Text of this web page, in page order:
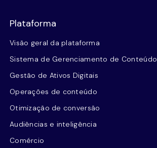
Plataforma
Visão geral da plataforma
Sistema de Gerenciamento de Conteúdo
Gestão de Ativos Digitais
Operações de conteúdo
Otimização de conversão
Audiências e inteligência
Comércio